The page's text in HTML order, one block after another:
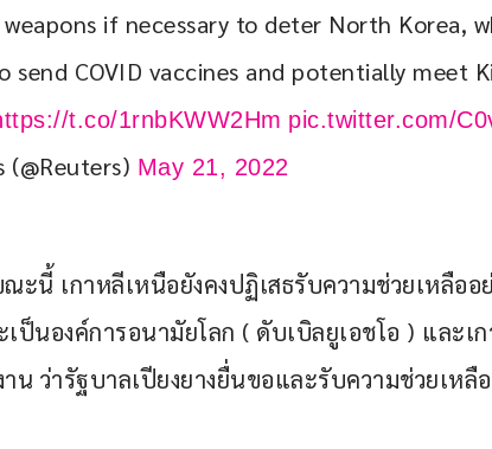
weapons if necessary to deter North Korea,
send COVID vaccines and potentially meet
t.co/1rnbKWW2Hm pic.twitter.com/
May 21, 2022
ะนี้ เกาหลีเหนือยังคงปฏิเสธรับความช่วยเหลืออ
ป็นองค์การอนามัยโลก ( ดับเบิลยูเอชโอ ) และ
น ว่ารัฐบาลเปียงยางยื่นขอและรับความช่วยเหลื